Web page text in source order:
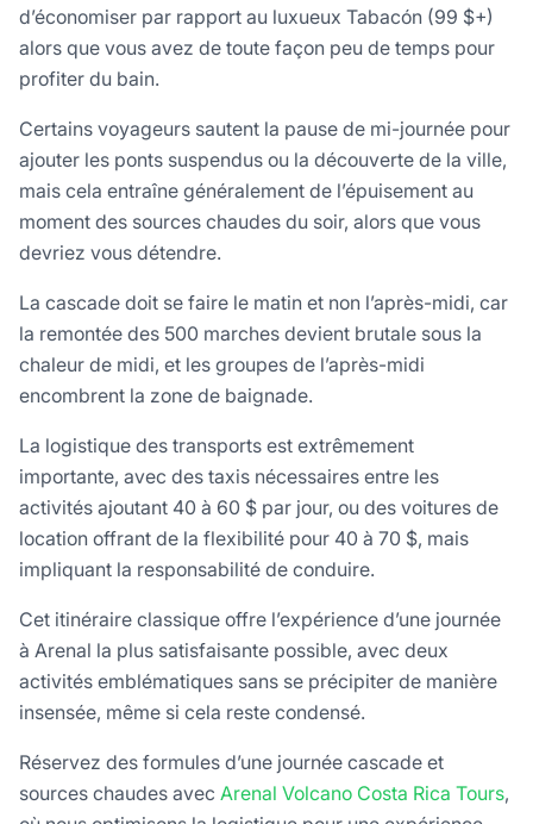
d’économiser par rapport au luxueux Tabacón (99 $+)
alors que vous avez de toute façon peu de temps pour
profiter du bain.
Certains voyageurs sautent la pause de mi-journée pour
ajouter les ponts suspendus ou la découverte de la ville,
mais cela entraîne généralement de l’épuisement au
moment des sources chaudes du soir, alors que vous
devriez vous détendre.
La cascade doit se faire le matin et non l’après-midi, car
la remontée des 500 marches devient brutale sous la
chaleur de midi, et les groupes de l’après-midi
encombrent la zone de baignade.
La logistique des transports est extrêmement
importante, avec des taxis nécessaires entre les
activités ajoutant 40 à 60 $ par jour, ou des voitures de
location offrant de la flexibilité pour 40 à 70 $, mais
impliquant la responsabilité de conduire.
Cet itinéraire classique offre l’expérience d’une journée
à Arenal la plus satisfaisante possible, avec deux
activités emblématiques sans se précipiter de manière
insensée, même si cela reste condensé.
Réservez des formules d’une journée cascade et
sources chaudes avec Arenal Volcano Costa Rica Tours,